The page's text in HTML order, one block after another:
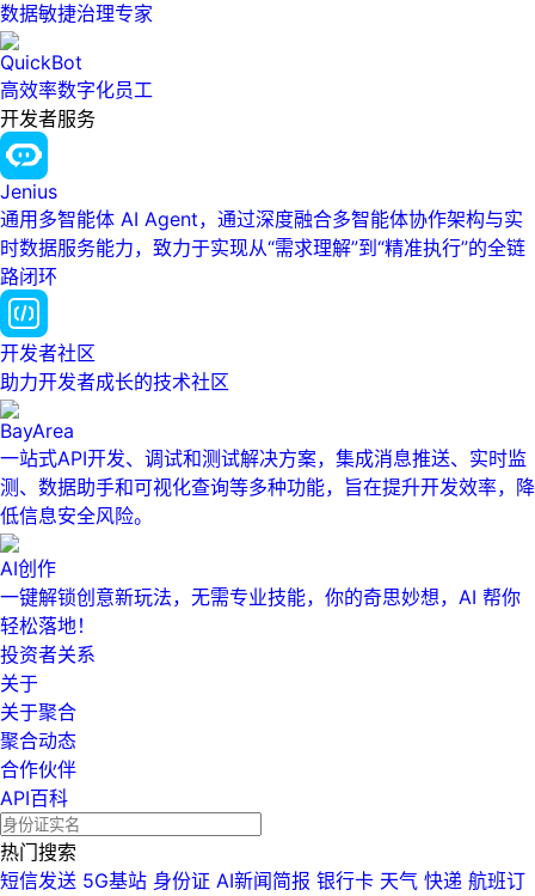
数据敏捷治理专家
QuickBot
高效率数字化员工
开发者服务
Jenius
通用多智能体 AI Agent，通过深度融合多智能体协作架构与实
时数据服务能力，致力于实现从“需求理解”到“精准执行”的全链
路闭环
开发者社区
助力开发者成长的技术社区
BayArea
一站式API开发、调试和测试解决方案，集成消息推送、实时监
测、数据助手和可视化查询等多种功能，旨在提升开发效率，降
低信息安全风险。
AI创作
一键解锁创意新玩法，无需专业技能，你的奇思妙想，AI 帮你
轻松落地！
投资者关系
关于
关于聚合
聚合动态
合作伙伴
API百科
热门搜索
短信发送 5G基站 身份证 AI新闻简报 银行卡 天气 快递 航班订